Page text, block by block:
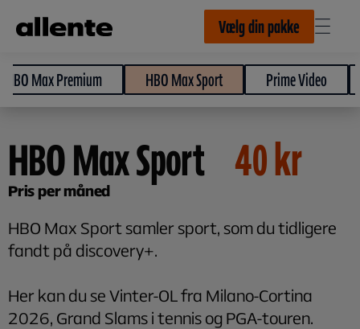
Vælg din pakke
HBO Max Premium HBO Max Sport Prime Video
HBO Max Sport 40kr
Pris per måned
HBO Max Sport samler sport, som du tidligere
fandt på discovery+.
Her kan du se Vinter-OL fra Milano-Cortina
2026, Grand Slams i tennis og PGA-touren.